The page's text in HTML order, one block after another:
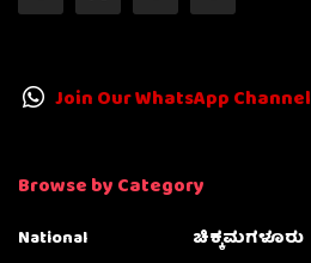
Join Our WhatsApp Channel
Browse by Category
National
ಚಿಕ್ಕಮಗಳೂರು